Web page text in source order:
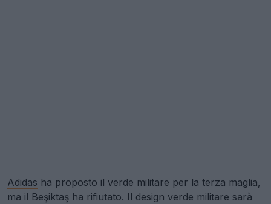
Adidas ha proposto il verde militare per la terza maglia,
ma il Beşiktaş ha rifiutato. Il design verde militare sarà